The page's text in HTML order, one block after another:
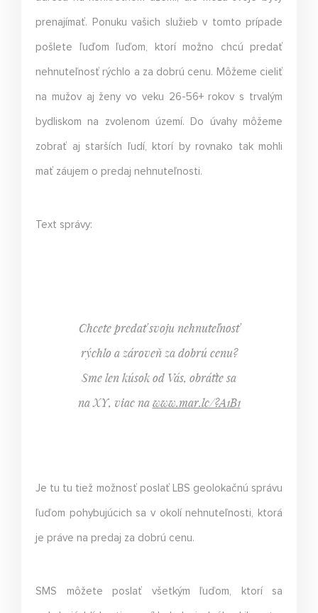
prenajímať. Ponuku vašich služieb v tomto prípade
pošlete ľuďom ľuďom, ktorí možno chcú predať
nehnuteľnosť rýchlo a za dobrú cenu. Môžeme cieliť
na mužov aj ženy vo veku 26-56+ rokov s trvalým
bydliskom na zvolenom území. Do úvahy môžeme
zobrať aj starších ľudí, ktorí by rovnako tak mohli
mať záujem o predaj nehnuteľnosti.
Text správy:
Chcete predať svoju nehnuteľnosť
rýchlo a zároveň za dobrú cenu?
Sme len kúsok od Vás, obráťte sa
na XY, viac nawww.mar.lc/?A1B1
Je tu tu tiež možnosť poslať LBS geolokačnú správu
ľuďom pohybujúcich sa v okolí nehnuteľnosti, ktorá
je práve na predaj za dobrú cenu.
SMS môžete poslať všetkým ľuďom, ktorí sa